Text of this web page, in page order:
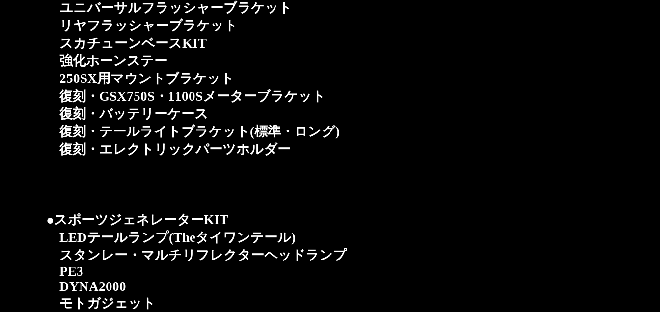
ユニバーサルフラッシャーブラケット
リヤフラッシャーブラケット
スカチューンベースKIT
強化ホーンステー
250SX用マウントブラケット
復刻・GSX750S・1100Sメーターブラケット
復刻・バッテリーケース
復刻・テールライトブラケット(標準・ロング)
復刻・エレクトリックパーツホルダー
●スポーツジェネレーターKIT
LEDテールランプ(Theタイワンテール)
スタンレー・マルチリフレクターヘッドランプ
PE3
DYNA2000
モトガジェット